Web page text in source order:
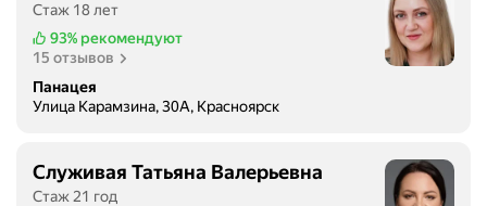
Стаж 18 лет
93% рекомендуют
15 отзывов
Панацея
Улица Карамзина, 30А, Красноярск
Служивая Татьяна Валерьевна
Стаж 21 год